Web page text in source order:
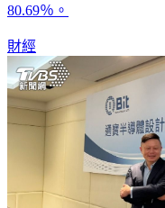
105元至每股2620元，但
財經